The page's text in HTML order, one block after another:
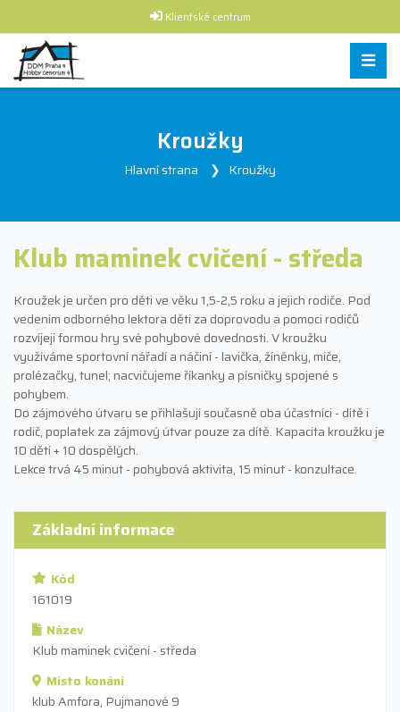
Klientské centrum
Kroužky
Hlavní strana Kroužky
Klub maminek cvičení - středa
Kroužek je určen pro děti ve věku 1,5-2,5 roku a jejich rodiče. Pod
vedením odborného lektora děti za doprovodu a pomoci rodičů
rozvíjejí formou hry své pohybové dovednosti. V kroužku
využíváme sportovní nářadí a náčiní - lavička, žíněnky, míče,
prolézačky, tunel; nacvičujeme říkanky a písničky spojené s
pohybem.
Do zájmového útvaru se přihlašují současně oba účastníci - dítě i
rodič, poplatek za zájmový útvar pouze za dítě. Kapacita kroužku je
10 dětí + 10 dospělých.
Lekce trvá 45 minut - pohybová aktivita, 15 minut - konzultace.
Základní informace
Kód
161019
Název
Klub maminek cvičení - středa
Místo konání
klub Amfora, Pujmanové 9